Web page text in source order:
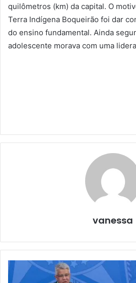
quilômetros (km) da capital. O
Terra Indígena Boqueirão foi dar
do ensino fundamental. Ainda
adolescente morava com uma
vanessa